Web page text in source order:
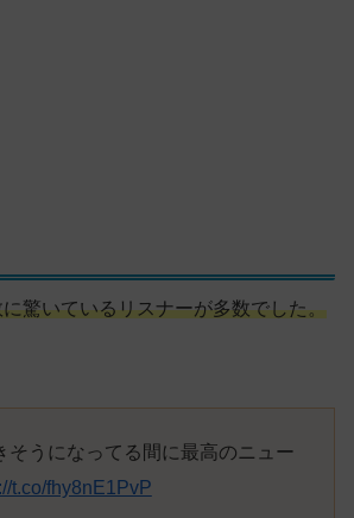
驚いているリスナーが多数でした。
そうになってる間に最高のニュー
t.co/fhy8nE1PvP